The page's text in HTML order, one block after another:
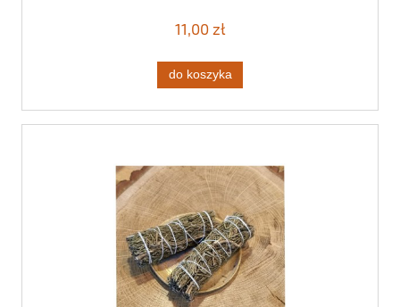
11,00 zł
do koszyka